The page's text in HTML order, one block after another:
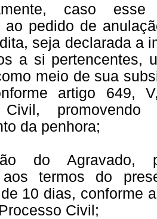
caso
ao pedido de
seja declarada a
a si pertencentes,
meio de sua
artigo 649,
Civil, promovendo
da penhora;
do Agravado,
aos termos do
10 dias, conforme
Civil;